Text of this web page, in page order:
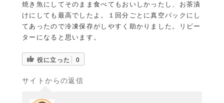
焼き魚にしてそのまま食べてもおいしかったし、お茶漬
けにしても最高でしたよ。１回分ごとに真空パックにし
てあったので冷凍保存がしやすく助かりました。リピー
ターになると思います。
役に立った 0
サイトからの返信